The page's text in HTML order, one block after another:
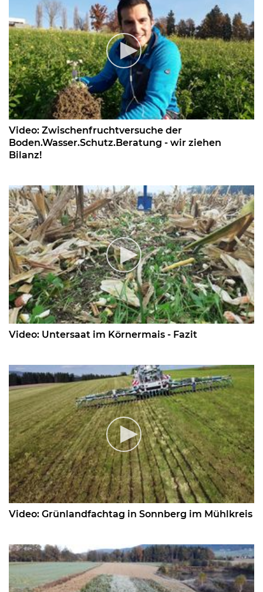
Video: Zwischenfruchtversuche der
Boden.Wasser.Schutz.Beratung - wir ziehen
Bilanz!
Video: Untersaat im Körnermais - Fazit
Video: Grünlandfachtag in Sonnberg im Mühlkreis